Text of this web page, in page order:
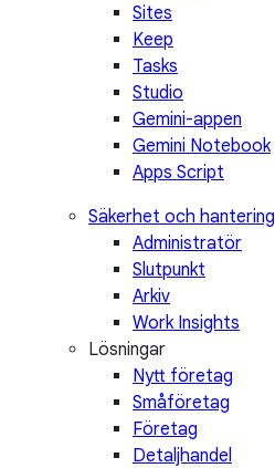
Sites
Keep
Tasks
Studio
Gemini-appen
Gemini Notebook
Apps Script
Säkerhet och hantering
Administratör
Slutpunkt
Arkiv
Work Insights
Lösningar
Nytt företag
Småföretag
Företag
Detaljhandel